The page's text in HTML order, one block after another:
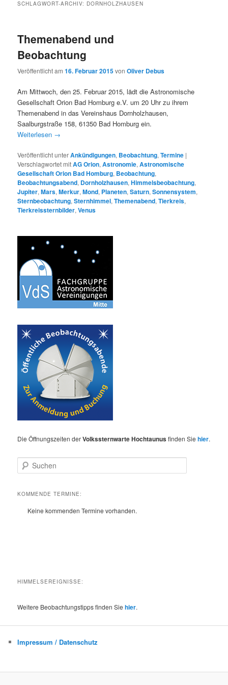
SCHLAGWORT-ARCHIV: DORNHOLZHAUSEN
Themenabend und
Beobachtung
Veröffentlicht am16. Februar 2015vonOliver Debus
Am Mittwoch, den 25. Februar 2015, lädt die Astronomische
Gesellschaft Orion Bad Homburg e.V. um 20 Uhr zu ihrem
Themenabend in das Vereinshaus Dornholzhausen,
Saalburgstraße 158, 61350 Bad Homburg ein.
Weiterlesen →
Veröffentlicht unterAnkündigungen, Beobachtung,Termine |
Verschlagwortet mitAG Orion,Astronomie,Astronomische
Gesellschaft Orion Bad Homburg, Beobachtung,
Beobachtungsabend, Dornholzhausen,Himmelsbeobachtung,
Jupiter,Mars,Merkur,Mond, Planeten,Saturn,Sonnensystem,
Sternbeobachtung,Sternhimmel,Themenabend,Tierkreis,
Tierkreissternbilder,Venus
Die Öffnungszeiten derVolkssternwarte Hochtaunusfinden Siehier.
u
h
KOMMENDE TERMINE:
Keine kommenden Termine vorhanden.
HIMMELSEREIGNISSE:
Weitere Beobachtungstipps finden Siehier.
Impressum / Datenschutz